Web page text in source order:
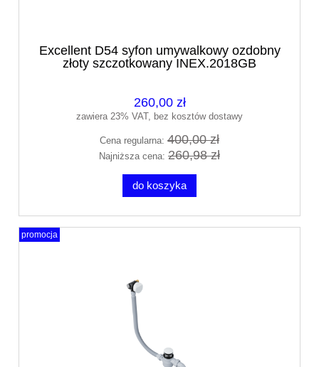
Excellent D54 syfon umywalkowy ozdobny
złoty szczotkowany INEX.2018GB
260,00 zł
zawiera 23% VAT, bez kosztów dostawy
Cena regularna: 400,00 zł
Najniższa cena: 260,98 zł
do koszyka
promocja